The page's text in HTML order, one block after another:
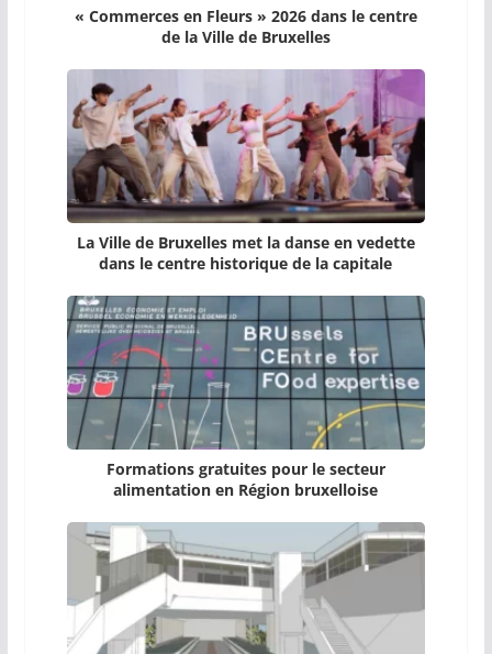
« Commerces en Fleurs » 2026 dans le centre
de la Ville de Bruxelles
La Ville de Bruxelles met la danse en vedette
dans le centre historique de la capitale
Formations gratuites pour le secteur
alimentation en Région bruxelloise